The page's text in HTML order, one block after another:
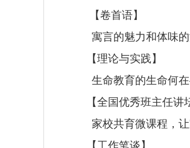
【卷首语】
寓言的魅力和体味
【理论与实践】
生命教育的生命何在
【全国优秀班主任讲
家校共育微课程，
【工作笔谈】